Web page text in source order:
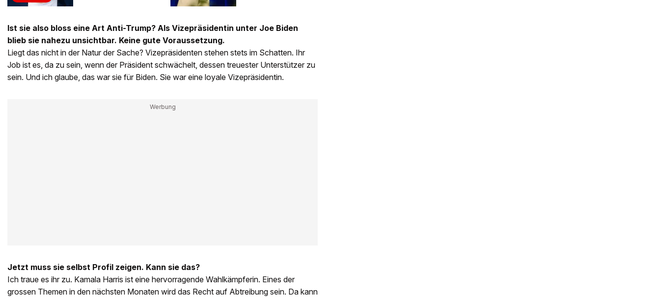
Ist sie also bloss eine Art Anti-Trump? Als Vizepräsidentin unter Joe Biden
blieb sie nahezu unsichtbar. Keine gute Voraussetzung.
Liegt das nicht in der Natur der Sache? Vizepräsidenten stehen stets im Schatten. Ihr
Job ist es, da zu sein, wenn der Präsident schwächelt, dessen treuester Unterstützer zu
sein. Und ich glaube, das war sie für Biden. Sie war eine loyale Vizepräsidentin.
Jetzt muss sie selbst Profil zeigen. Kann sie das?
Ich traue es ihr zu. Kamala Harris ist eine hervorragende Wahlkämpferin. Eines der
grossen Themen in den nächsten Monaten wird das Recht auf Abtreibung sein. Da kann